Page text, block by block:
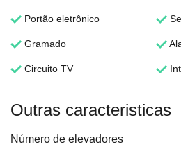
Portão eletrônico
Gramado
Circuito TV
Outras caracteristicas
Número de elevadores